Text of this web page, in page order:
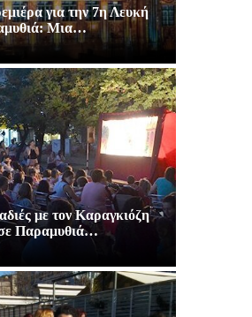
για την 7η Λευκή
Μια…
με τον Καραγκιόζη
Παραμυθιά…